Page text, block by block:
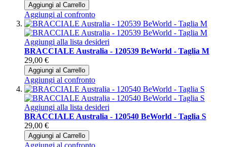
Aggiungi al Carrello
Aggiungi al confronto
Aggiungi alla lista desideri
BRACCIALE Australia - 120539 BeWorld - Taglia M
29,00 €
Aggiungi al Carrello
Aggiungi al confronto
Aggiungi alla lista desideri
BRACCIALE Australia - 120540 BeWorld - Taglia S
29,00 €
Aggiungi al Carrello
Aggiungi al confronto